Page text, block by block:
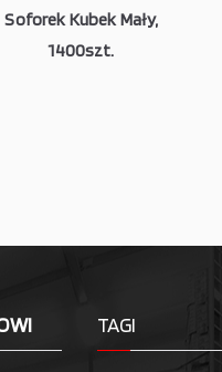
Soforek Kubek Mały,
1400szt.
TAGI